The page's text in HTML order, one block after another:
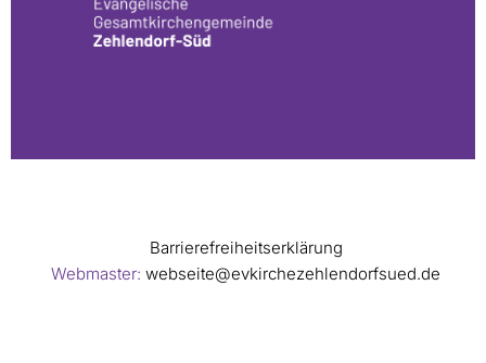
Barrierefreiheitserklärung
Webmaster: webseite@evkirchezehlendorfsued.de